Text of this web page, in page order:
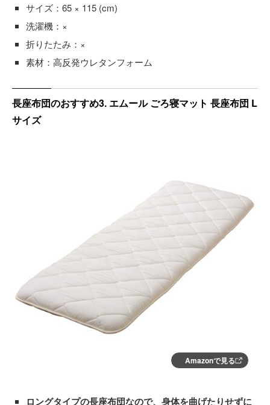
サイズ：65 × 115 (cm)
洗濯機：×
折りたたみ：×
素材：高反発ウレタンフォーム
長座布団のおすすめ3. エムール ごろ寝マット 長座布団 L
サイズ
Amazonで見る
ロングタイプの長座布団なので、身体を曲げたりせずに